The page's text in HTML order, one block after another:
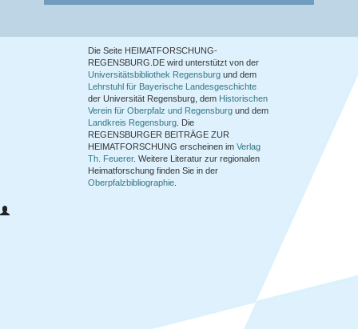
Die Seite HEIMATFORSCHUNG-
REGENSBURG.DE wird unterstützt von der
Universitätsbibliothek Regensburg und dem
Lehrstuhl für Bayerische Landesgeschichte
der Universität Regensburg, dem Historischen
Verein für Oberpfalz und Regensburg und dem
Landkreis Regensburg . Die
REGENSBURGER BEITRÄGE ZUR
HEIMATFORSCHUNG erscheinen im Verlag
Th. Feuerer. Weitere Literatur zur regionalen
Heimatforschung finden Sie in der
Oberpfalzbibliographie